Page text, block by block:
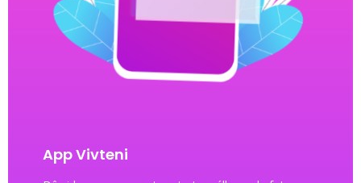
App Vivteni